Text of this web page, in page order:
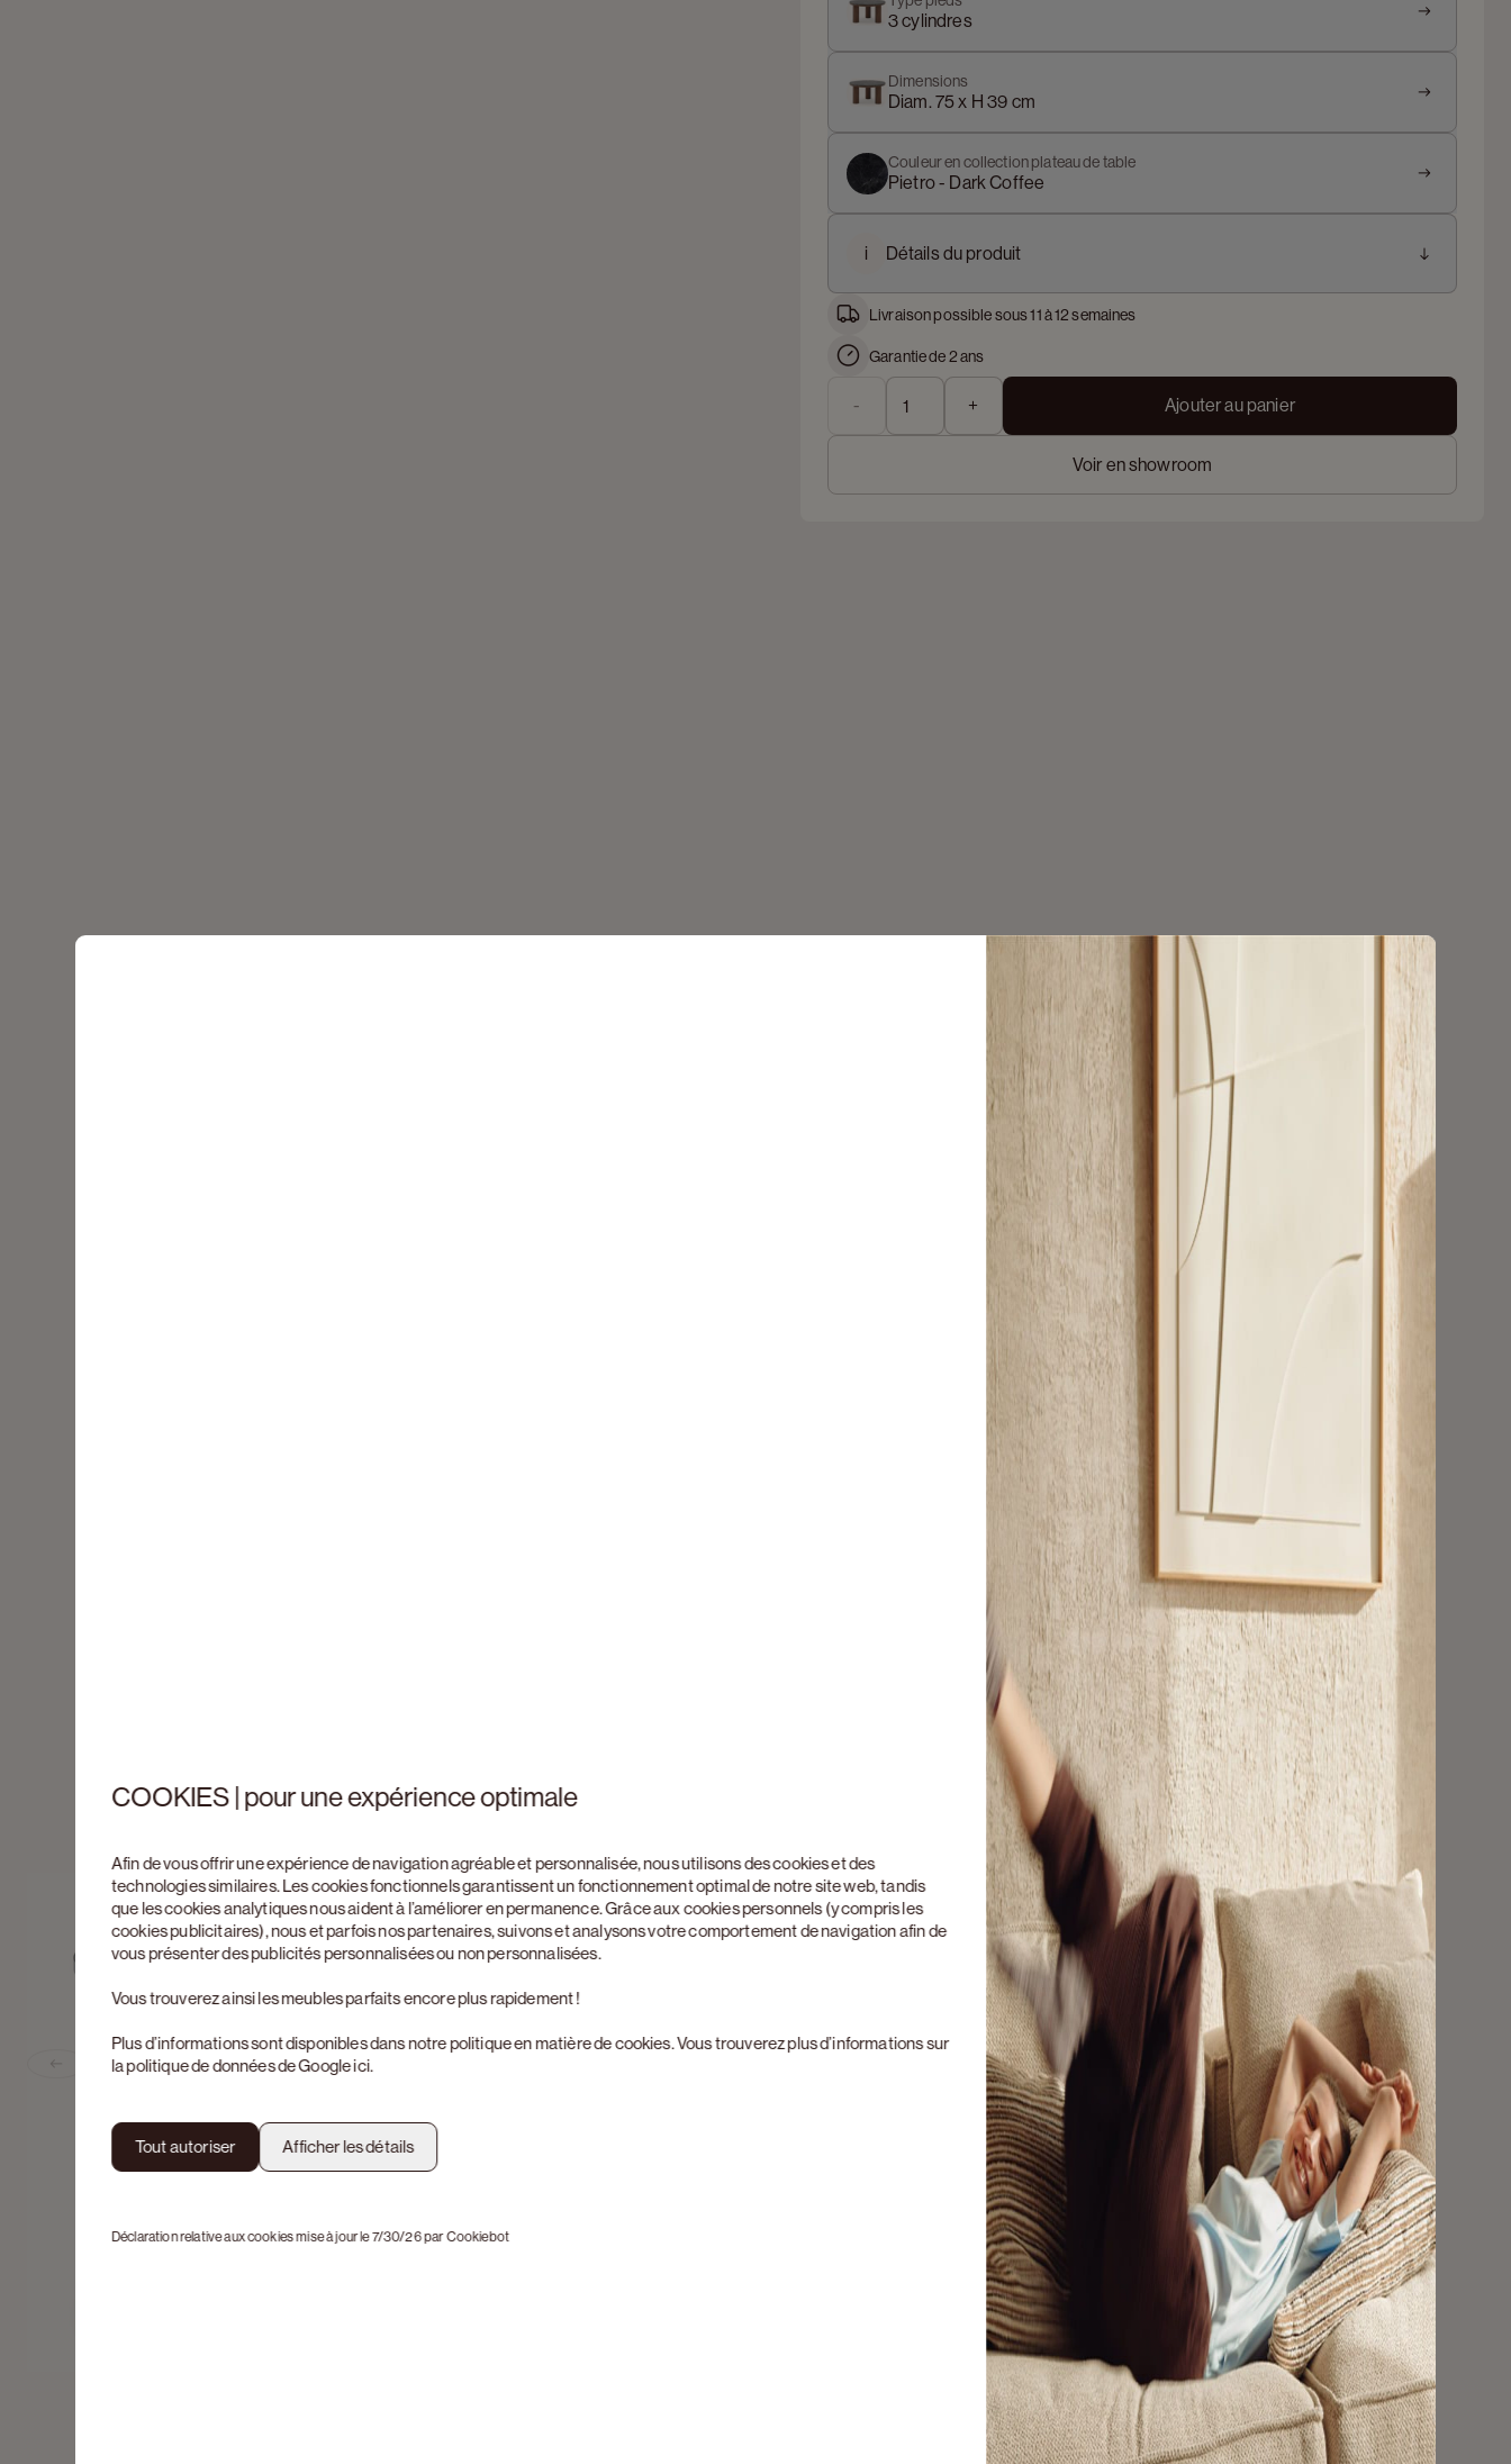
COOKIES | pour une expérience optimale
Afin de vous offrir une expérience de navigation agréable et personnalisée, nous utilisons des cookies et des
technologies similaires. Les cookies fonctionnels garantissent un fonctionnement optimal de notre site web, tandis
que les cookies analytiques nous aident à l’améliorer en permanence. Grâce aux cookies personnels (y compris les
cookies publicitaires), nous et parfois nos partenaires, suivons et analysons votre comportement de navigation afin de
vous présenter des publicités personnalisées ou non personnalisées.
Vous trouverez ainsi les meubles parfaits encore plus rapidement !
Plus d’informations sont disponibles dans notrepolitique en matière de cookies. Vous trouverez plus d’informations sur
la politique de données de Googleici.
Tout autoriser Afficher les détails
Déclaration relative aux cookies mise à jour le 7/30/26 parCookiebot
Previous slide
3 cylindres
Dimensions
Diam. 75 x H 39 cm
Couleur en collection plateau de table
Pietro - Dark Coffee
i Détails du produit
Livraison possible sous 11 à 12 semaines
Garantie de 2 ans
- + Ajouter au panier
Voir en showroom